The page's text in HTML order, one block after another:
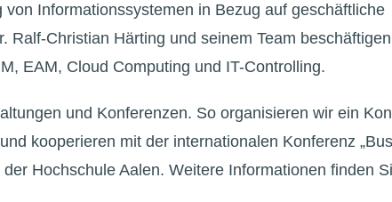
Informationssystemen in Bezug auf geschäftliche
Christian Härting und seinem Team
EAM, Cloud Computing und IT-Controlling.
und Konferenzen. So organisieren wir ein
kooperieren mit der internationalen Konferenz
Hochschule Aalen. Weitere Informationen finden